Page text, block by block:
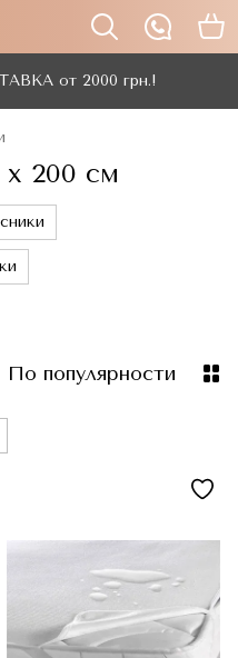
от 2000 грн.!
x 200 см
По популярности